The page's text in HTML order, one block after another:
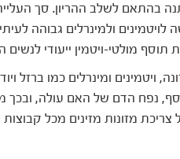
לויטמינים ולמינרלים גבוהה
מולטי-ויטמין ייעודי לנשים
ויטמינים ומינרלים כמו ברזל
נפח הדם של האם עולה, ובכך
מזונות מזינים מכל קבוצות